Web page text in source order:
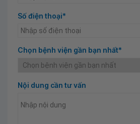
Số điện thoại*
Chọn bệnh viện gần bạn nhất*
Nội dung cần tư vấn